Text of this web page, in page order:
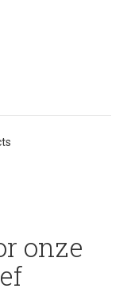
onze